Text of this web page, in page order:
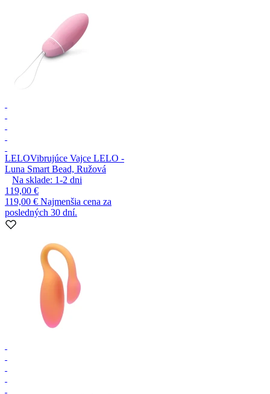
LELOVibrujúce Vajce LELO -
Luna Smart Bead, Ružová
Na sklade: 1-2 dni
119,00 €
119,00 € Najmenšia cena za
posledných 30 dní.